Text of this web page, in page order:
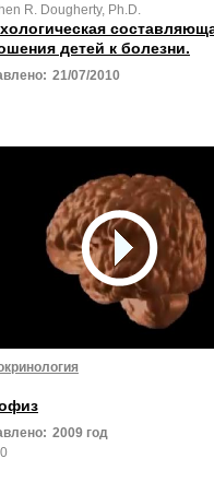
R. Dougherty, Ph.D.
детей к болезни.
21/07/2010
2009 год